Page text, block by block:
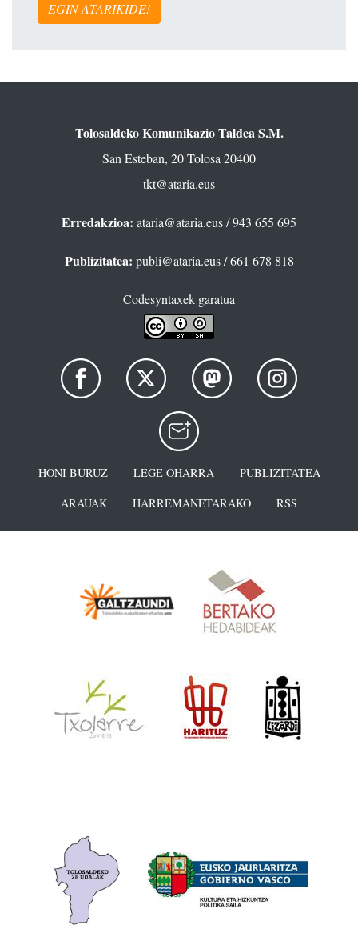
EGIN ATARIKIDE!
Tolosaldeko Komunikazio Taldea S.M.
San Esteban, 20 Tolosa 20400
tkt@ataria.eus
Erredakzioa: ataria@ataria.eus/ 943 655 695
Publizitatea: publi@ataria.eus/ 661 678 818
Codesyntaxek garatua
HONI BURUZ LEGE OHARRA
PUBLIZITATEA
ARAUAK
HARREMANETARAKO RSS